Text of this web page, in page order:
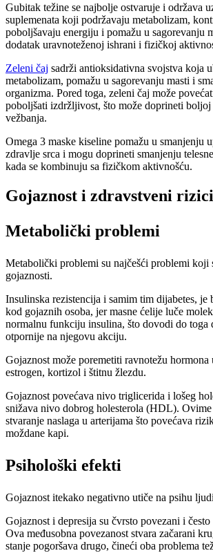
Gubitak težine se najbolje ostvaruje i održava
suplemenata koji podržavaju metabolizam,
poboljšavaju energiju i pomažu u sagorevanju
dodatak uravnoteženoj ishrani i fizičkoj
Zeleni čaj sadrži antioksidativna svojstva koja
metabolizam, pomažu u sagorevanju masti i
organizma. Pored toga, zeleni čaj može
poboljšati izdržljivost, što može doprineti
vežbanja.
Omega 3 maske kiseline pomažu u smanjenju
zdravlje srca i mogu doprineti smanjenju
kada se kombinuju sa fizičkom aktivnošću.
Gojaznost i zdravstveni rizici
Metabolički problemi
Metabolički problemi su najčešći problemi koji
gojaznosti.
Insulinska rezistencija i samim tim dijabetes, je
kod gojaznih osoba, jer masne ćelije luče
normalnu funkciju insulina, što dovodi do toga
otpornije na njegovu akciju.
Gojaznost može poremetiti ravnotežu
estrogen, kortizol i štitnu žlezdu.
Gojaznost povećava nivo triglicerida i lošeg
snižava nivo dobrog holesterola (HDL). Ovime
stvaranje naslaga u arterijama što povećava
moždane kapi.
Psihološki efekti
Gojaznost itekako negativno utiče na psihu
Gojaznost i depresija su čvrsto povezani i
Ova međusobna povezanost stvara začarani
stanje pogoršava drugo, čineći oba problema